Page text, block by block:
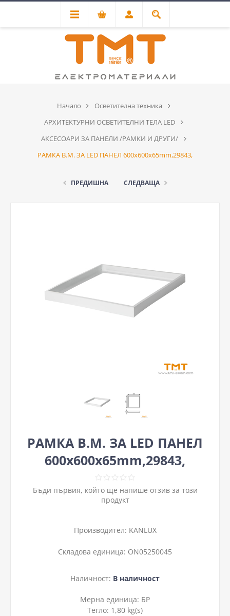
Начало
Осветителна техника
АРХИТЕКТУРНИ ОСВЕТИТЕЛНИ ТЕЛА LED
АКСЕСОАРИ ЗА ПАНЕЛИ /РАМКИ И ДРУГИ/
РАМКА В.М. ЗА LED ПАНЕЛ 600х600х65mm,29843,
ПРЕДИШНА СЛЕДВАЩА
РАМКА В.М. ЗА LED ПАНЕЛ
600х600х65mm,29843,
Бъди първия, който ще напише отзив за този
продукт
Производител: KANLUX
Складова единица: ON05250045
Наличност: В наличност
Мерна единица: БР
Тегло: 1,80 kg(s)